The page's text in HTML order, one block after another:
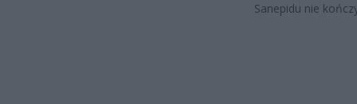
Sanepidu nie